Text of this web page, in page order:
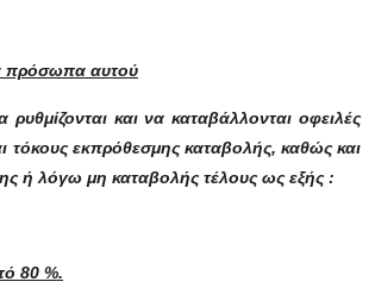
πρόσωπα αυτού
ρυθμίζονται και να καταβάλλονται οφειλές
εκπρόθεσμης καταβολής, καθώς και
ή λόγω μη καταβολής τέλους ως εξής :
80 %.